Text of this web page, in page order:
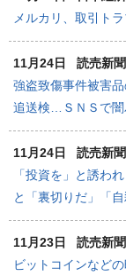
メルカリ、取引ト
11月24日
読売新聞
強盗致傷事件被害
追送検…ＳＮＳで闇
11月24日
読売新聞
「投資を」と誘わ
と「裏切りだ」「
11月23日
読売新聞
ビットコインなど